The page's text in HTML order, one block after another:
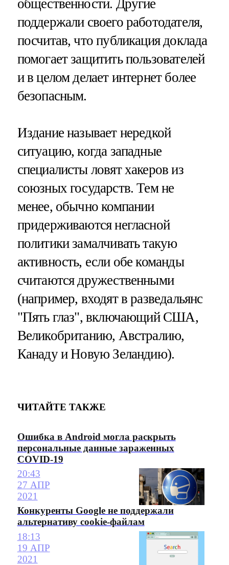
общественности. Другие
поддержали своего работодателя,
посчитав, что публикация доклада
помогает защитить пользователей
и в целом делает интернет более
безопасным.
Издание называет нередкой
ситуацию, когда западные
специалисты ловят хакеров из
союзных государств. Тем не
менее, обычно компании
придерживаются негласной
политики замалчивать такую
активность, если обе команды
считаются дружественными
(например, входят в разведальянс
"Пять глаз", включающий США,
Великобританию, Австралию,
Канаду и Новую Зеландию).
ЧИТАЙТЕ ТАКЖЕ
Ошибка в Android могла раскрыть
персональные данные зараженных
COVID-19
20:43
27 АПР
2021
Конкуренты Google не поддержали
альтернативу cookie-файлам
18:13
19 АПР
2021